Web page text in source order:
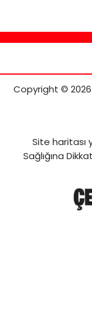
Copyright ©
Site haritası
Sağlığına